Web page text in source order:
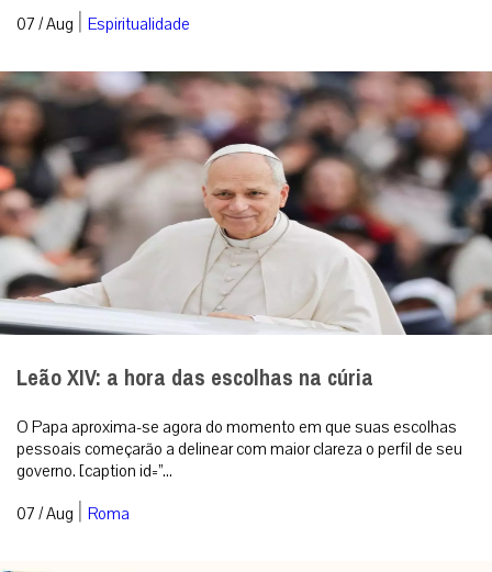
07 / Aug | Espiritualidade
Leão XIV: a hora das escolhas na cúria
O Papa aproxima-se agora do momento em que suas escolhas
pessoais começarão a delinear com maior clareza o perfil de seu
governo. [caption id=”...
07 / Aug | Roma